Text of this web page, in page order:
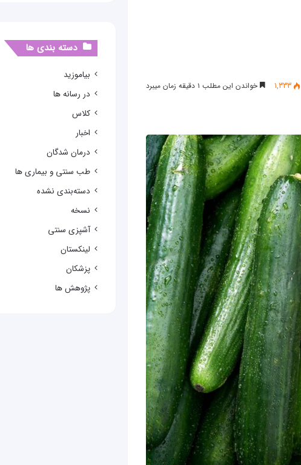
1,333 خواندن این مطلب ۱ دقیقه زمان میبرد
دسته بندی ها
بیاموزید
در رسانه ها
کلاس
اخبار
درمان شدگان
طب سنتی و بیماری ها
دسته‌بندی نشده
نسخه
آشپزی سنتی
لینکستان
پزشکان
پژوهش ها